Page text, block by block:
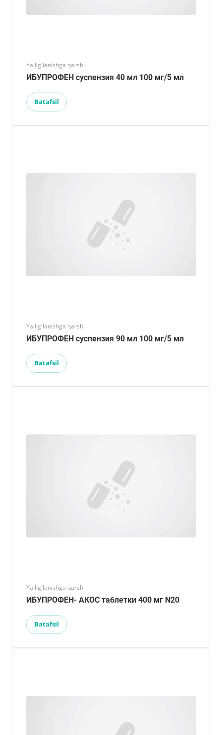
Yallig'lanishga qarshi
ИБУПРОФЕН суспензия 40 мл 100 мг/5 мл
Batafsil
Yallig'lanishga qarshi
ИБУПРОФЕН суспензия 90 мл 100 мг/5 мл
Batafsil
Yallig'lanishga qarshi
ИБУПРОФЕН- АКОС таблетки 400 мг N20
Batafsil